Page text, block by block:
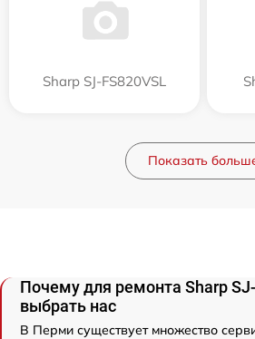
Sharp SJ-FS820VSL
Показать
Почему для ремонта Sharp
выбрать нас
В Перми существует множество